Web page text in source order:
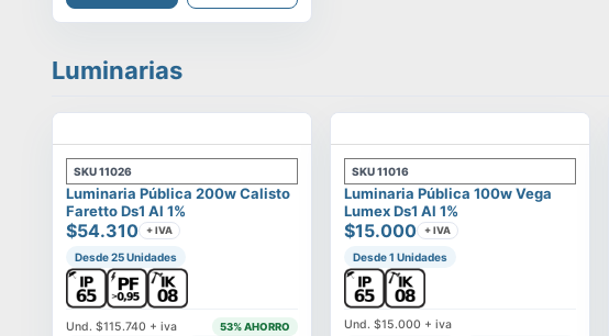
Luminarias
SKU11026
Luminaria Pública 200w Calisto
Faretto Ds1 Al 1%
$54.310 + IVA
Desde 25 Unidades
Und.$115.740 + iva 53% AHORRO
SKU11016
Luminaria Pública 100w Vega
Lumex Ds1 Al 1%
$15.000 + IVA
Desde 1 Unidades
Und.$15.000 + iva